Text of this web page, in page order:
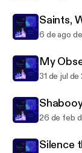
Saints,
6 de ago
My
31 de jul
26 de feb
Silence